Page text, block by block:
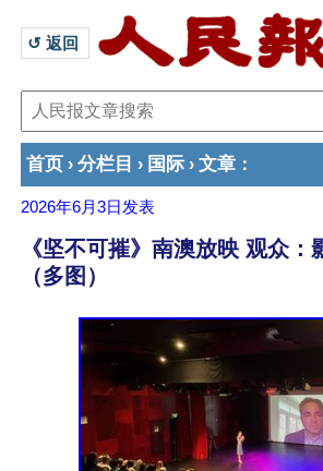
↺ 返回
首页 › 分栏目 › 国际 › 文章 ：
2026年6月3日 发表
《坚不可摧》南澳放映 观众：
（多图）